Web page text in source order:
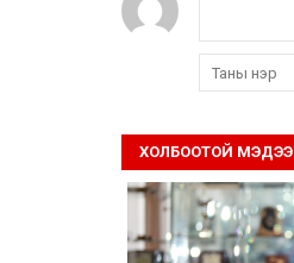
ХОЛБООТОЙ МЭДЭЭ